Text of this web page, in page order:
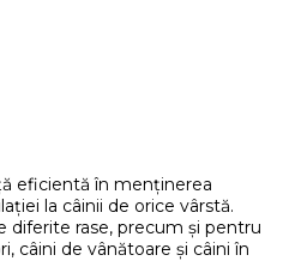
eficientă în menținerea
la câinii de orice vârstă.
diferite rase, precum și pentru
câini de vânătoare și câini în